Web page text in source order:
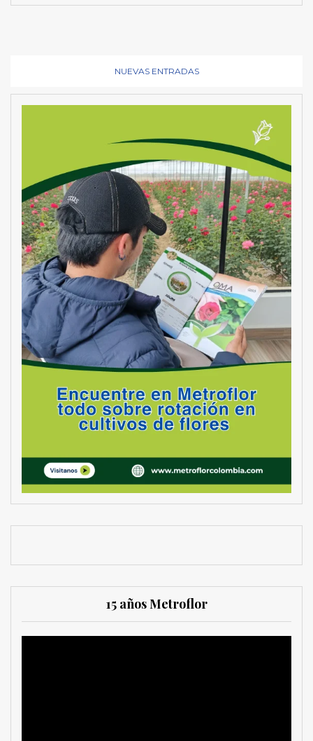
NUEVAS ENTRADAS
15 años Metroflor